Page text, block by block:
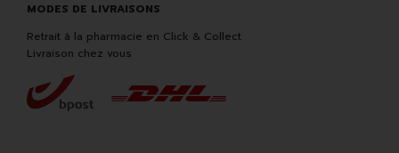
MODES DE LIVRAISONS
Retrait à la pharmacie en Click & Collect
Livraison chez vous